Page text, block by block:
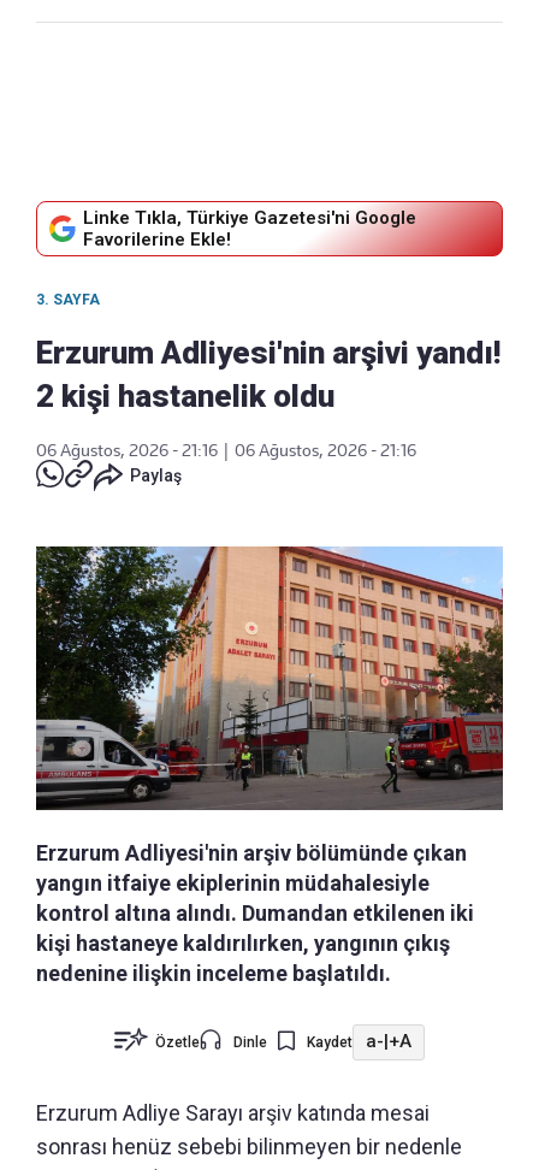
Linke Tıkla, Türkiye Gazetesi'ni Google
Favorilerine Ekle!
3. SAYFA
Erzurum Adliyesi'nin arşivi yandı!
2 kişi hastanelik oldu
06 Ağustos, 2026 - 21:16
06 Ağustos, 2026 - 21:16
Paylaş
Erzurum Adliyesi'nin arşiv bölümünde çıkan
yangın itfaiye ekiplerinin müdahalesiyle
kontrol altına alındı. Dumandan etkilenen iki
kişi hastaneye kaldırılırken, yangının çıkış
nedenine ilişkin inceleme başlatıldı.
Özetle Dinle Kaydet a-|+A
Erzurum Adliye Sarayı arşiv katında mesai
sonrası henüz sebebi bilinmeyen bir nedenle